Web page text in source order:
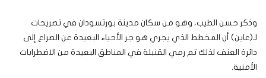
وذكر حسن الطيب، وهو من سكان مدينة بورتسودان في تصريحات
لـ(عاين) أن المخطط الذي يجري هو جر الأحياء البعيدة عن الصراع إلى
دائرة العنف لذلك تم رمي القنبلة في المناطق البعيدة من الاضطرابات
الأمنية.